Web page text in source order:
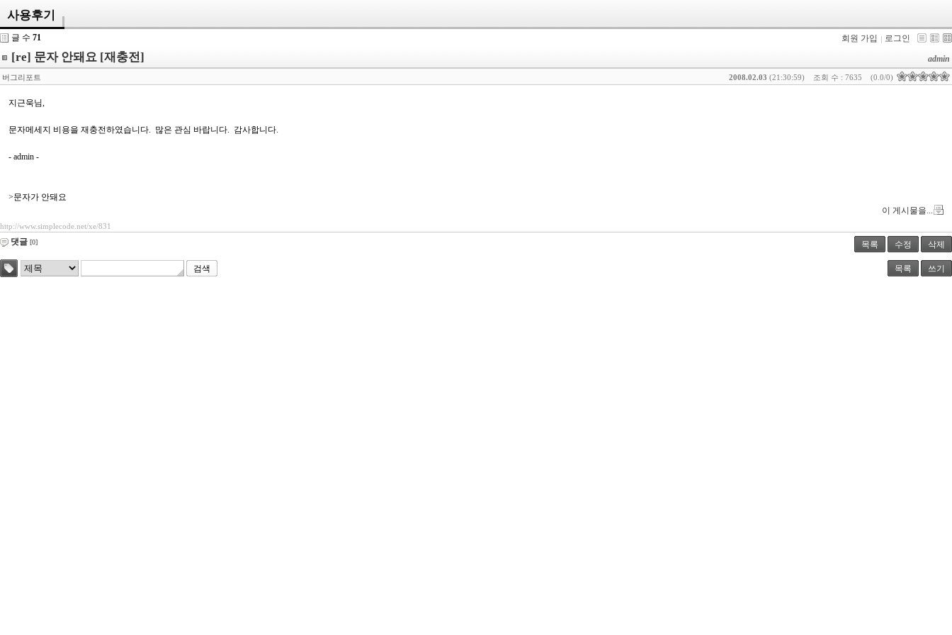
사용후기
글 수 71 회원 가입 로그인
[re] 문자 안돼요 [재충전] admin
(0.0/0)
조회 수 : 7635
2008.02.03 (21:30:59)
버그리포트
지근욱님,
문자메세지 비용을 재충전하였습니다. 많은 관심 바랍니다. 감사합니다.
- admin -
>문자가 안돼요
이 게시물을...
http://www.simplecode.net/xe/831
댓글 [0] 목록 수정 삭제
목록 쓰기